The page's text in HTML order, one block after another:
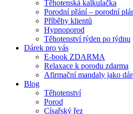
Těhotenská kalkulačka
Porodní přání – porodní
Příběhy klientů
Hypnoporod
Těhotenství týden po týdnu
Dárek pro vás
E-book ZDARMA
Relaxace k porodu zdarma
Afirmační mandaly jako
Blog
Těhotenství
Porod
Císařský řez